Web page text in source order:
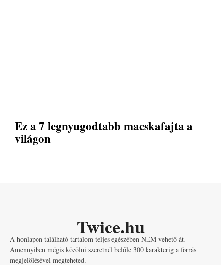
Ez a 7 legnyugodtabb macskafajta a
világon
Twice.hu
A honlapon található tartalom teljes egészében NEM vehető át.
Amennyiben mégis közölni szeretnél belőle 300 karakterig a forrás
megjelölésével megteheted.